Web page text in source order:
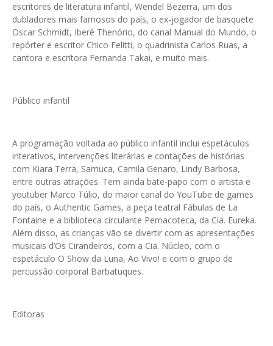
escritores de literatura infantil, Wendel Bezerra, um dos
dubladores mais famosos do país, o ex-jogador de basquete
Oscar Schmidt, Iberê Thenório, do canal Manual do Mundo, o
repórter e escritor Chico Felitti, o quadrinista Carlos Ruas, a
cantora e escritora Fernanda Takai, e muito mais.
Público infantil
A programação voltada ao público infantil inclui espetáculos
interativos, intervenções literárias e contações de histórias
com Kiara Terra, Samuca, Camila Genaro, Lindy Barbosa,
entre outras atrações. Tem ainda bate-papo com o artista e
youtuber Marco Túlio, do maior canal do YouTube de games
do país, o Authentic Games, a peça teatral Fábulas de La
Fontaine e a biblioteca circulante Pernacoteca, da Cia. Eureka.
Além disso, as crianças vão se divertir com as apresentações
musicais d’Os Cirandeiros, com a Cia. Núcleo, com o
espetáculo O Show da Luna, Ao Vivo! e com o grupo de
percussão corporal Barbatuques.
Editoras